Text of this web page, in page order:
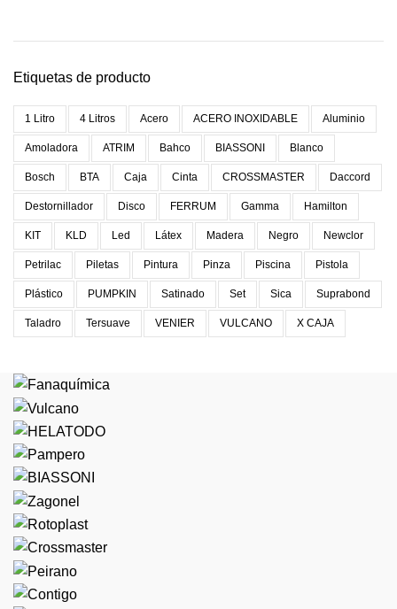
Etiquetas de producto
1 Litro 4 Litros Acero ACERO INOXIDABLE Aluminio
Amoladora ATRIM Bahco BIASSONI Blanco
Bosch BTA Caja Cinta CROSSMASTER Daccord
Destornillador Disco FERRUM Gamma Hamilton
KIT KLD Led Látex Madera Negro Newclor
Petrilac Piletas Pintura Pinza Piscina Pistola
Plástico PUMPKIN Satinado Set Sica Suprabond
Taladro Tersuave VENIER VULCANO X CAJA